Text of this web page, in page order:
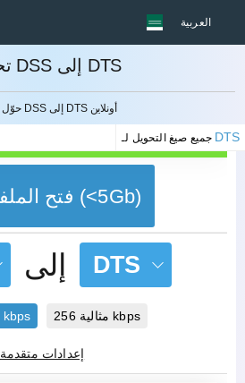
العربية
تحويل DSS إلى DTS
حوّل ملفات DSS إلى DTS أونلاين
DTS
إلغاء
فتح الملفات (<5Gb)
إلى DTS
جيدة 160 kbps مثالية 256 kbps
إعدادات متقدمة